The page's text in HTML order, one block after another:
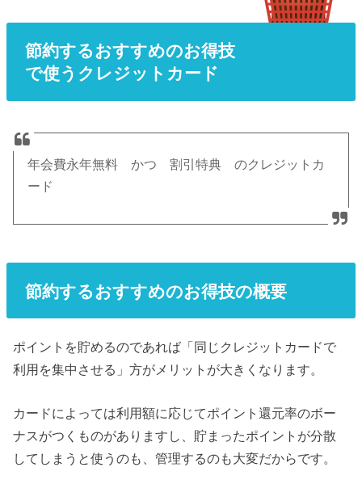
節約するおすすめのお得技
で使うクレジットカード
年会費永年無料 かつ 割引特典 のクレジットカ
ード
節約するおすすめのお得技の概要
ポイントを貯めるのであれば「同じクレジットカードで
利用を集中させる」方がメリットが大きくなります。
カードによっては利用額に応じてポイント還元率のボー
ナスがつくものがありますし、貯まったポイントが分散
してしまうと使うのも、管理するのも大変だからです。